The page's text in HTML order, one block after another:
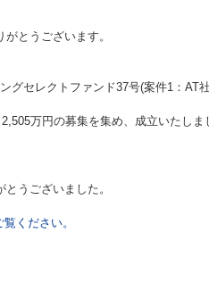
とうございます。
グセレクトファンド37号(案件1：AT
万円の募集を集め、成立いたしま
うございました。
ください。